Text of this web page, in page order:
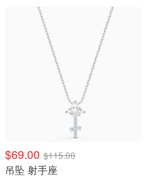
$69.00 $115.00
吊坠 射手座